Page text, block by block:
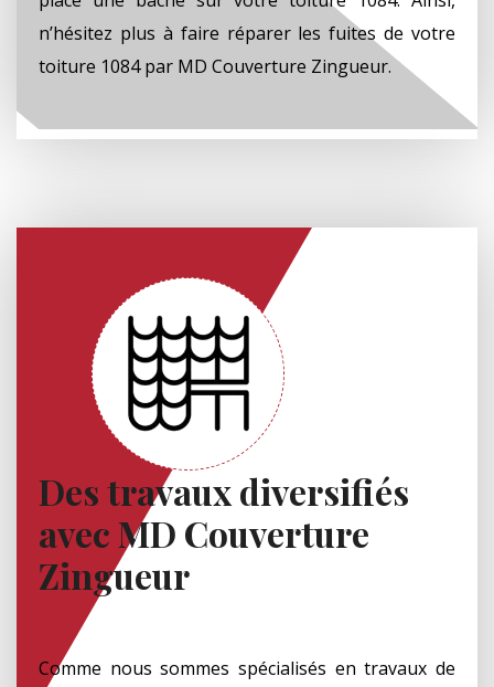
n’hésitez plus à faire réparer les fuites de votre
toiture 1084 par MD Couverture Zingueur.
Des travaux diversifiés
avec MD Couverture
Zingueur
Comme nous sommes spécialisés en travaux de